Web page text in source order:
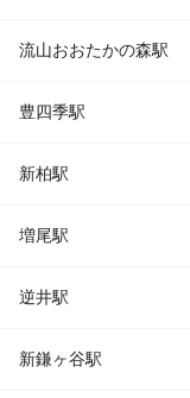
流山おおたかの森駅
豊四季駅
新柏駅
増尾駅
逆井駅
新鎌ヶ谷駅